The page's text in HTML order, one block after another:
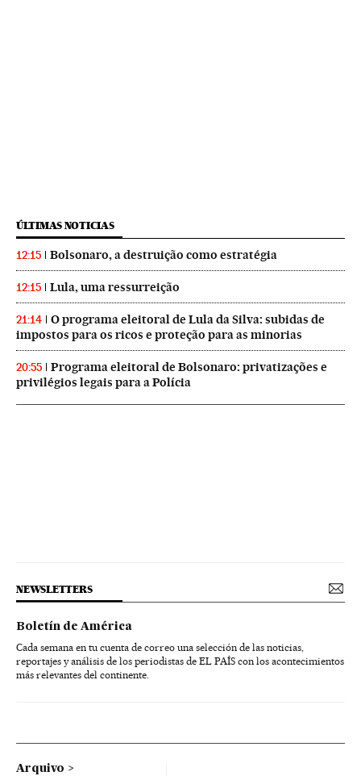
ÚLTIMAS NOTICIAS
12:15 Bolsonaro, a destruição como estratégia
12:15 Lula, uma ressurreição
21:14
O programa eleitoral de Lula da Silva: subidas de
impostos para os ricos e proteção para as minorias
20:55
Programa eleitoral de Bolsonaro: privatizações e
privilégios legais para a Polícia
NEWSLETTERS
Boletín de América
Cada semana en tu cuenta de correo una selección de las noticias,
reportajes y análisis de los periodistas de EL PAÍS con los acontecimientos
más relevantes del continente.
Arquivo